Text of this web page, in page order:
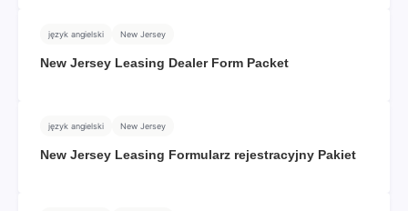
język angielski New Jersey
New Jersey Leasing Dealer Form Packet
język angielski New Jersey
New Jersey Leasing Formularz rejestracyjny Pakiet